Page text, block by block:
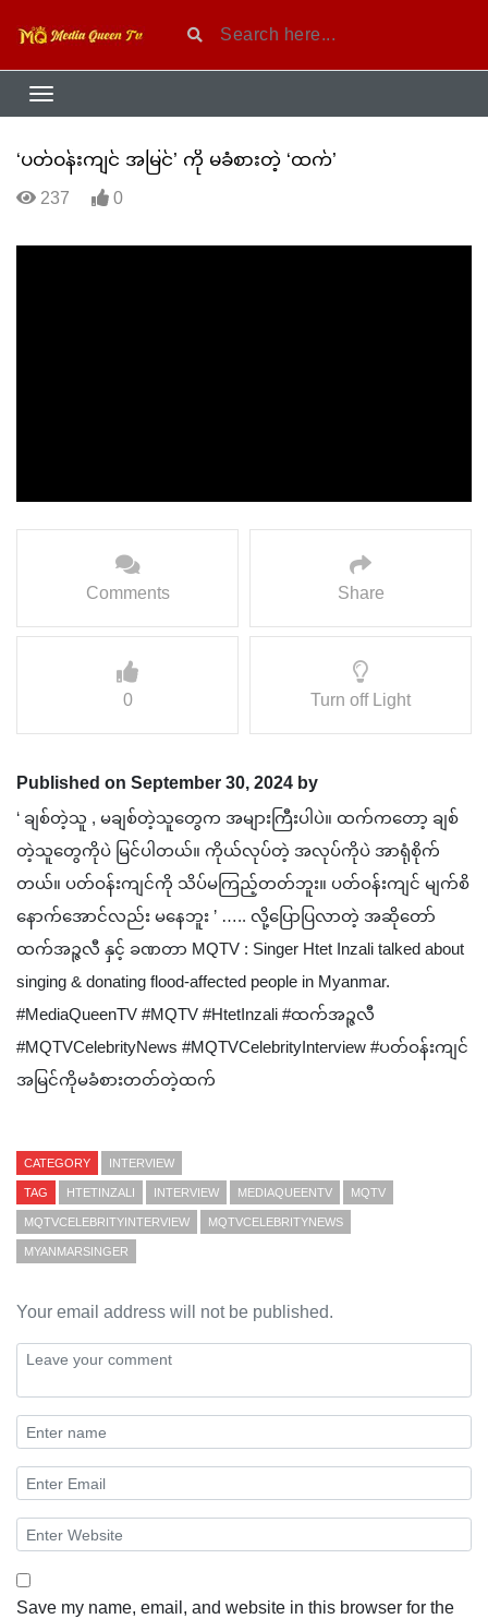
‘ပတ်ဝန်းကျင် အမြင်’ ကို မခံစားတဲ့ ‘ထက်’
237 0
Comments Share
0 Turn off Light
Published on September 30, 2024 by
‘ ချစ်တဲ့သူ , မချစ်တဲ့သူတွေက အများကြီးပါပဲ။ ထက်ကတော့ ချစ်
တဲ့သူတွေကိုပဲ မြင်ပါတယ်။ ကိုယ်လုပ်တဲ့ အလုပ်ကိုပဲ အာရုံစိုက်
တယ်။ ပတ်ဝန်းကျင်ကို သိပ်မကြည့်တတ်ဘူး။ ပတ်ဝန်းကျင် မျက်စိ
နောက်အောင်လည်း မနေဘူး ’ ….. လို့ပြောပြလာတဲ့ အဆိုတော်
ထက်အဉ္ဇလီ နှင့် ခဏတာ MQTV : Singer Htet Inzali talked about
singing & donating flood-affected people in Myanmar.
#MediaQueenTV #MQTV #HtetInzali #ထက်အဉ္ဇလီ
#MQTVCelebrityNews #MQTVCelebrityInterview #ပတ်ဝန်းကျင်
အမြင်ကိုမခံစားတတ်တဲ့ထက်
CATEGORY INTERVIEW
TAG HTETINZALI INTERVIEW MEDIAQUEENTV MQTV
MQTVCELEBRITYINTERVIEW MQTVCELEBRITYNEWS
MYANMARSINGER
Your email address will not be published.
Save my name, email, and website in this browser for the